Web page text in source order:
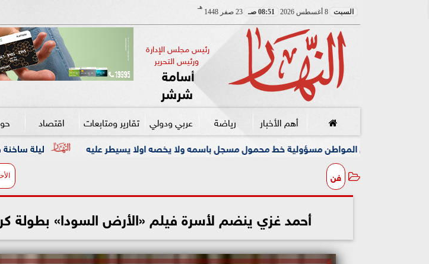
السبت 8 أغسطس 2026 08:51 صـ 23 صفر 1448
هـ
رئيس مجلس الإدارة
ورئيس التحرير
أسامة
شرشر
أهم الأخبار رياضة عربي ودولي تقارير ومتابعات اقتصاد
ليلة ساخنة في قليوب.. حملة المواطن مسؤولية خط محمول مسجل باسمه ولا يخصه اولا يسيطر عليه
فن الأحد،
أحمد غزي ينضم لأسرة فيلم «الأرض السودا» بطولة